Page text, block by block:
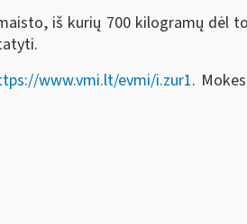
iš kurių 700 kilogramų dėl
www.vmi.lt/evmi/i.zur1.